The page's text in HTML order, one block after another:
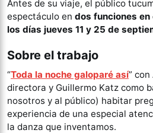
Antes de su viaje, el público
espectáculo en dos funciones en
los días jueves 11 y 25 de
Sobre el trabajo
“Toda la noche galoparé así”
directora y Guillermo Katz como
nosotros y al público) habitar
experiencia de una especial
la danza que inventamos.